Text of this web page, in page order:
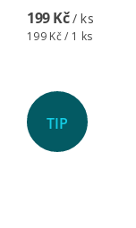
199 Kč/ ks
199 Kč / 1 ks
TIP